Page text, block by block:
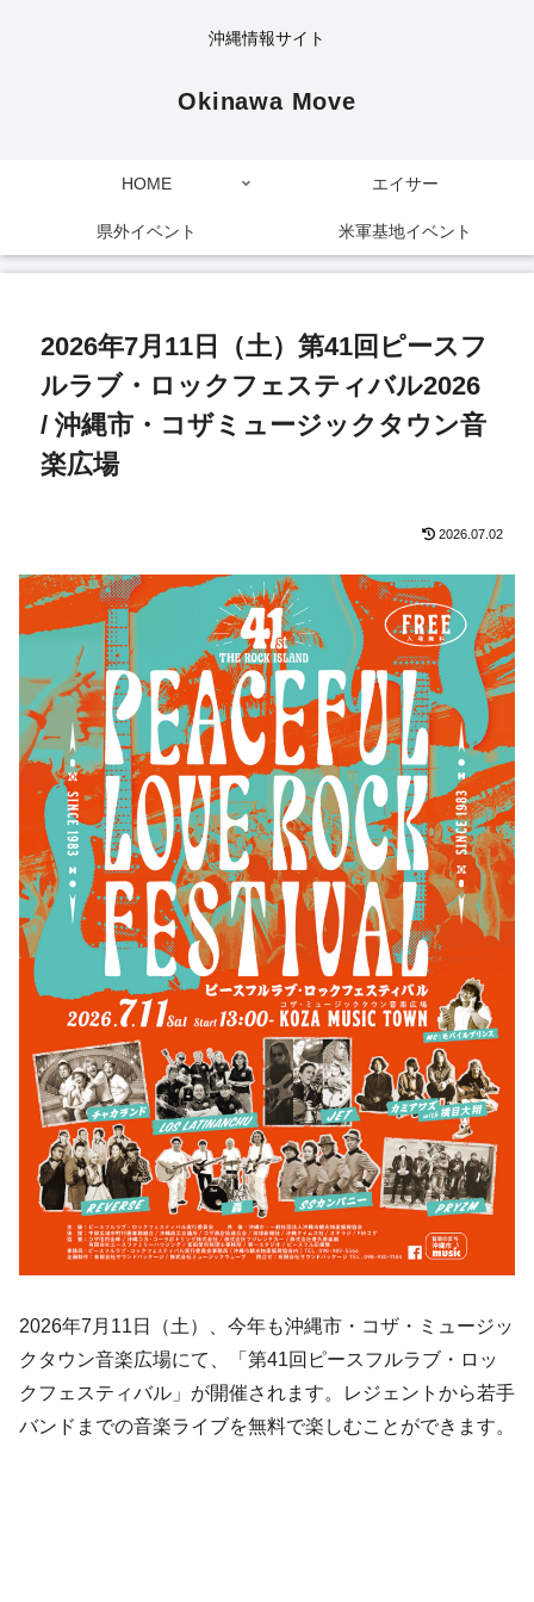
沖縄情報サイト
Okinawa Move
HOME エイサー
県外イベント 米軍基地イベント
2026年7月11日（土）第41回ピースフ
ルラブ・ロックフェスティバル2026
/ 沖縄市・コザミュージックタウン音
楽広場
2026.07.02
2026年7月11日（土）、今年も沖縄市・コザ・ミュージッ
クタウン音楽広場にて、「第41回ピースフルラブ・ロッ
クフェスティバル」が開催されます。レジェントから若手
バンドまでの音楽ライブを無料で楽しむことができます。